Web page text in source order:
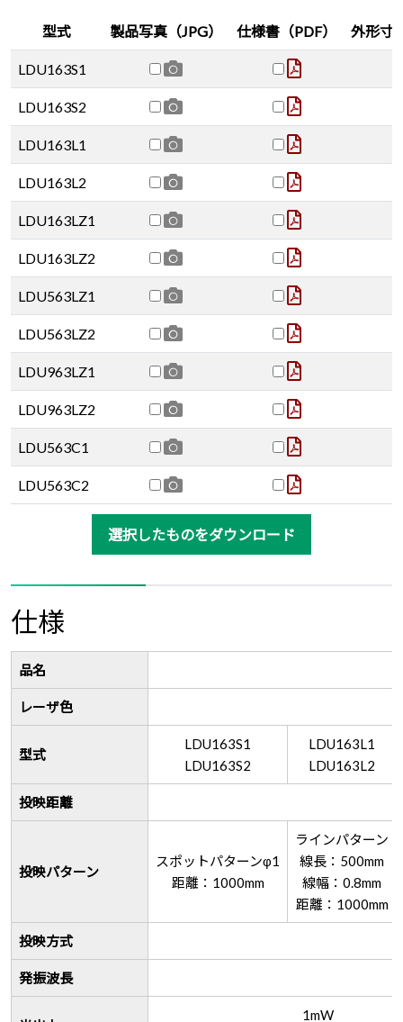
型式 製品写真（JPG） 仕様書（PDF） 外形寸
LDU163S1
LDU163S2
LDU163L1
LDU163L2
LDU163LZ1
LDU163LZ2
LDU563LZ1
LDU563LZ2
LDU963LZ1
LDU963LZ2
LDU563C1
LDU563C2
選択したものをダウンロード
仕様
品名
レーザ色
型式
LDU163S1
LDU163S2
LDU163L1
LDU163L2
投映距離
投映パターン
スポットパターンφ1
距離：1000mm
ラインパターン
線長：500mm
線幅：0.8mm
距離：1000mm
投映方式
発振波長
1mW